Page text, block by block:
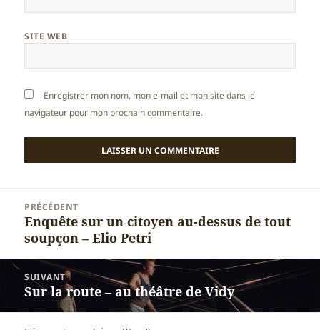
SITE WEB
Enregistrer mon nom, mon e-mail et mon site dans le
navigateur pour mon prochain commentaire.
l’article
PRÉCÉDENT
Article
précédent :
Enquête sur un citoyen au-dessus de tout
soupçon – Elio Petri
SUIVANT
Article
suivant :
Sur la route – au théâtre de Vidy